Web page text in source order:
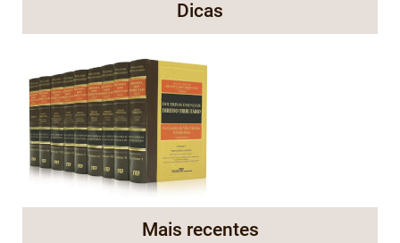
Dicas
Mais recentes